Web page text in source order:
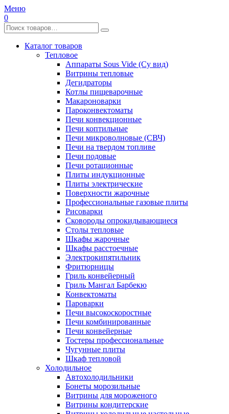
Меню
0
Каталог товаров
Тепловое
Аппараты Sous Vide (Су вид)
Витрины тепловые
Дегидраторы
Котлы пищеварочные
Макароноварки
Пароконвектоматы
Печи конвекционные
Печи коптильные
Печи микроволновые (СВЧ)
Печи на твердом топливе
Печи подовые
Печи ротационные
Плиты индукционные
Плиты электрические
Поверхности жарочные
Профессиональные газовые плиты
Рисоварки
Сковороды опрокидывающиеся
Столы тепловые
Шкафы жарочные
Шкафы расстоечные
Электрокипятильник
Фритюрницы
Гриль конвейерный
Гриль Мангал Барбекю
Конвектоматы
Пароварки
Печи высокоскоростные
Печи комбинированные
Печи конвейерные
Тостеры профессиональные
Чугунные плиты
Шкаф тепловой
Холодильное
Автохолодильники
Бонеты морозильные
Витрины для мороженого
Витрины кондитерские